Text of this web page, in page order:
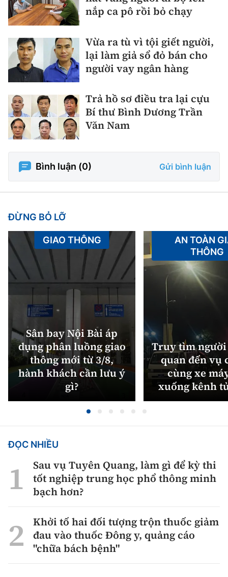
nắp ca pô rồi bỏ chạy
Vừa ra tù vì tội giết người,
lại làm giả sổ đỏ bán cho
người vay ngân hàng
Trả hồ sơ điều tra lại cựu
Bí thư Bình Dương Trần
Văn Nam
Bình luận (0) Gửi bình luận
ĐỪNG BỎ LỠ
Sân bay Nội Bài áp
dụng phân luồng giao
thông mới từ 3/8,
hành khách cần lưu ý
gì?
GIAO THÔNG
Truy tìm
quan đến vụ
cùng xe
xuống kênh
AN TOÀN
THÔNG
ĐỌC NHIỀU
Sau vụ Tuyên Quang, làm gì để kỳ thi
tốt nghiệp trung học phổ thông minh
bạch hơn?
Khởi tố hai đối tượng trộn thuốc giảm
đau vào thuốc Đông y, quảng cáo
"chữa bách bệnh"